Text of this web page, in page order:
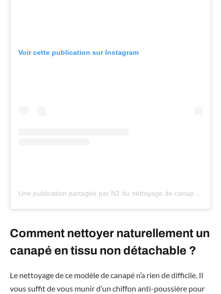
Voir cette publication sur Instagram
Comment nettoyer naturellement un
canapé en tissu non détachable ?
Le nettoyage de ce modèle de canapé n’a rien de difficile. Il
vous suffit de vous munir d’un chiffon anti-poussière pour